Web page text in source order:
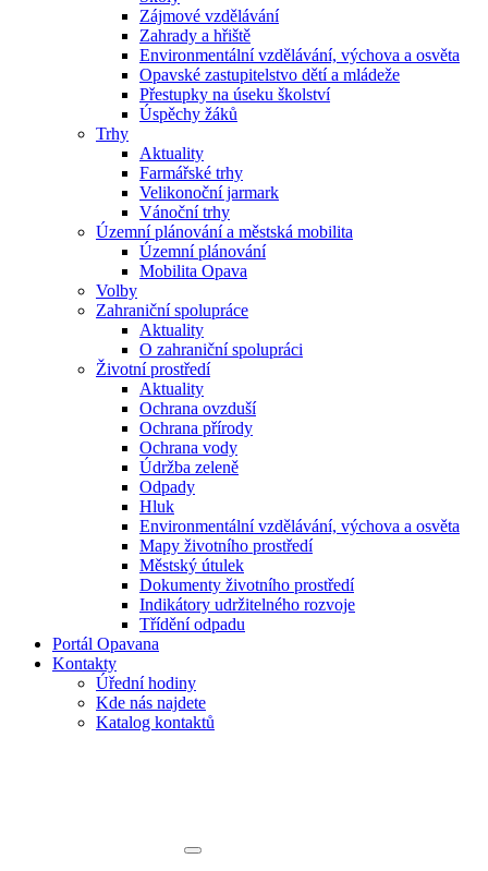
Zájmové vzdělávání
Zahrady a hřiště
Environmentální vzdělávání, výchova a osvěta
Opavské zastupitelstvo dětí a mládeže
Přestupky na úseku školství
Úspěchy žáků
Trhy
Aktuality
Farmářské trhy
Velikonoční jarmark
Vánoční trhy
Územní plánování a městská mobilita
Územní plánování
Mobilita Opava
Volby
Zahraniční spolupráce
Aktuality
O zahraniční spolupráci
Životní prostředí
Aktuality
Ochrana ovzduší
Ochrana přírody
Ochrana vody
Údržba zeleně
Odpady
Hluk
Environmentální vzdělávání, výchova a osvěta
Mapy životního prostředí
Městský útulek
Dokumenty životního prostředí
Indikátory udržitelného rozvoje
Třídění odpadu
Portál Opavana
Kontakty
Úřední hodiny
Kde nás najdete
Katalog kontaktů